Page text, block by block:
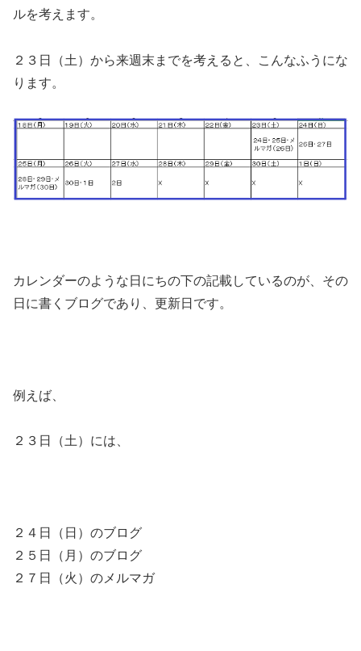
ルを考えます。
２３日（土）から来週末までを考えると、こんなふうにな
ります。
カレンダーのような日にちの下の記載しているのが、その
日に書くブログであり、更新日です。
例えば、
２３日（土）には、
２４日（日）のブログ
２５日（月）のブログ
２７日（火）のメルマガ